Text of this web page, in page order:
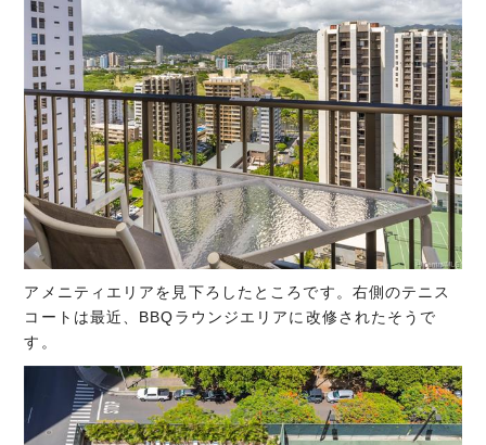
アメニティエリアを見下ろしたところです。右側のテニス
コートは最近、BBQラウンジエリアに改修されたそうで
す。